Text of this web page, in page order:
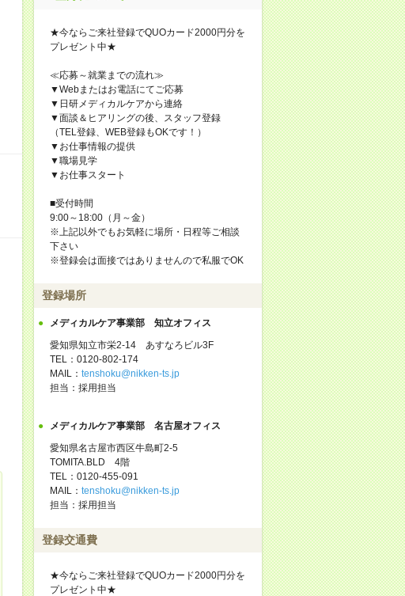
★今ならご来社登録でQUOカード2000円分を
プレゼント中★
≪応募～就業までの流れ≫
▼Webまたはお電話にてご応募
▼日研メディカルケアから連絡
▼面談＆ヒアリングの後、スタッフ登録
（TEL登録、WEB登録もOKです！）
▼お仕事情報の提供
▼職場見学
▼お仕事スタート
■受付時間
9:00～18:00（月～金）
※上記以外でもお気軽に場所・日程等ご相談
下さい
※登録会は面接ではありませんので私服でOK
登録場所
メディカルケア事業部 知立オフィス
愛知県知立市栄2-14 あすなろビル3F
TEL：0120-802-174
MAIL： tenshoku@nikken-ts.jp
担当：採用担当
メディカルケア事業部 名古屋オフィス
愛知県名古屋市西区牛島町2-5
TOMITA.BLD 4階
TEL：0120-455-091
MAIL： tenshoku@nikken-ts.jp
担当：採用担当
登録交通費
★今ならご来社登録でQUOカード2000円分を
プレゼント中★